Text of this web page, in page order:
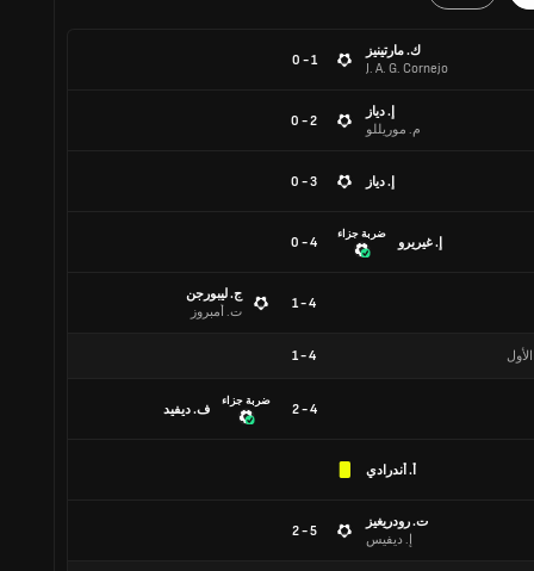
ك. مارتينيز
J. A. G. Cornejo
1 - 0
إ. دياز
م. موريللو
2 - 0
إ. دياز 3 - 0
إ. غيريرو
ضربة جزاء
4 - 0
4 - 1
ج. ليبورجن
ت. أمبروز
4
-
1
4 - 2
ضربة جزاء
ف. ديفيد
أ. أندرادي
ت. رودريغيز
إ. ديفيس
5 - 2